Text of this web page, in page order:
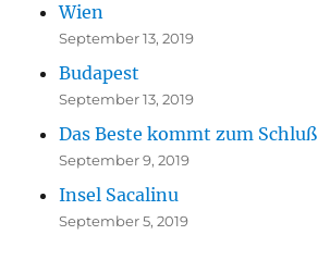
Wien
September 13, 2019
Budapest
September 13, 2019
Das Beste kommt zum Schluß
September 9, 2019
Insel Sacalinu
September 5, 2019